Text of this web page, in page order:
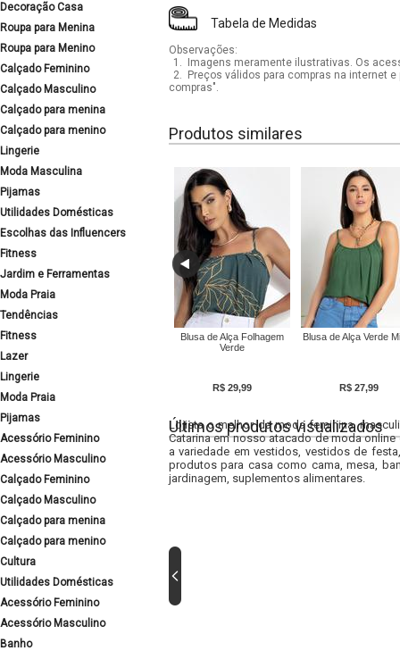
Decoração Casa
Roupa para Menina
Roupa para Menino
Calçado Feminino
Calçado Masculino
Calçado para menina
Calçado para menino
Lingerie
Moda Masculina
Pijamas
Utilidades Domésticas
Escolhas das Influencers
Fitness
Jardim e Ferramentas
Moda Praia
Tendências
Fitness
Lazer
Lingerie
Moda Praia
Pijamas
Acessório Feminino
Acessório Masculino
Calçado Feminino
Calçado Masculino
Calçado para menina
Calçado para menino
Cultura
Utilidades Domésticas
Acessório Feminino
Acessório Masculino
Banho
Tabela de Medidas
Observações:
1.
Imagens meramente ilustrativas. Os
2.
Preços válidos para compras na internet
compras".
Produtos similares
Blusa de Alça Folhagem
Verde
R$ 29,99
Blusa de Alça Verde
R$ 27,99
Últimos produtos visualizados
Lojista o melhor da moda feminina,
Catarina em nosso atacado de moda
a variedade em vestidos, vestidos de
produtos para casa como cama, mesa,
jardinagem, suplementos alimentares.